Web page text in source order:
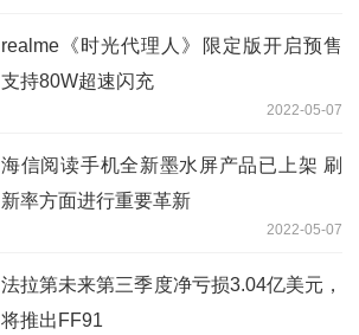
realme《时光代理人》限定版开启预售
支持80W超速闪充
2022-05-07
海信阅读手机全新墨水屏产品已上架 刷
新率方面进行重要革新
2022-05-07
法拉第未来第三季度净亏损3.04亿美元，
将推出FF91